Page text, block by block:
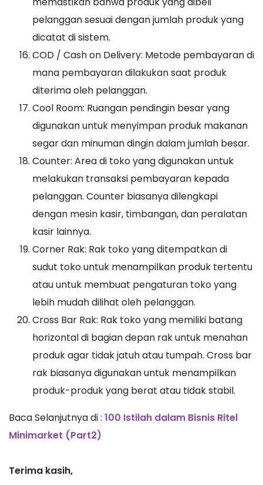
pelanggan sesuai dengan jumlah produk yang
dicatat di sistem.
COD / Cash on Delivery: Metode pembayaran di
mana pembayaran dilakukan saat produk
diterima oleh pelanggan.
Cool Room: Ruangan pendingin besar yang
digunakan untuk menyimpan produk makanan
segar dan minuman dingin dalam jumlah besar.
Counter: Area di toko yang digunakan untuk
melakukan transaksi pembayaran kepada
pelanggan. Counter biasanya dilengkapi
dengan mesin kasir, timbangan, dan peralatan
kasir lainnya.
Corner Rak: Rak toko yang ditempatkan di
sudut toko untuk menampilkan produk tertentu
atau untuk membuat pengaturan toko yang
lebih mudah dilihat oleh pelanggan.
Cross Bar Rak: Rak toko yang memiliki batang
horizontal di bagian depan rak untuk menahan
produk agar tidak jatuh atau tumpah. Cross bar
rak biasanya digunakan untuk menampilkan
produk-produk yang berat atau tidak stabil.
Baca Selanjutnya di : 100 Istilah dalam Bisnis Ritel
Minimarket (Part2)
Terima kasih,